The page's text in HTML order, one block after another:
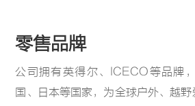
零售品牌
公司拥有英得尔、ICECO等品牌
国、日本等国家，为全球户外、越